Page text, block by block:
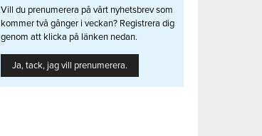
Vill du prenumerera på vårt nyhetsbrev som
kommer två gånger i veckan? Registrera dig
genom att klicka på länken nedan.
Ja, tack, jag vill prenumerera.